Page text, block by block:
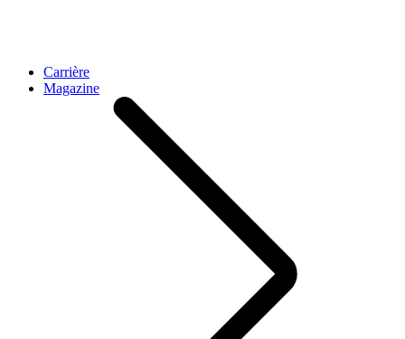
Carrière
Magazine